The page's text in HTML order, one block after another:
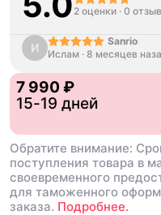
2 оценки · 0
И
Sanrio
Ислам · 8 месяцев
7 990 ₽
15-19 дней
Обратите внимание:
поступления товара в
своевременного
для таможенного
заказа. Подробнее.